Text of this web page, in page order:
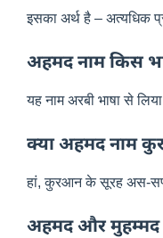
इसका अर्थ है – अत्यधिक
अहमद नाम किस
यह नाम अरबी भाषा से
क्या अहमद नाम
हां, कुरआन के सूरह अस-
अहमद और मुहम्मद